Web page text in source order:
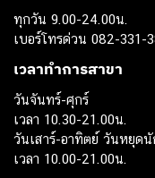
ทุกวัน 9.00-24.00น.
เบอร์โทรด่วน 082-331-
เวลาทำการสาขา
วันจันทร์-ศุกร์
เวลา 10.30-21.00น.
วันเสาร์-อาทิตย์ วันหยุด
เวลา 10.00-21.00น.